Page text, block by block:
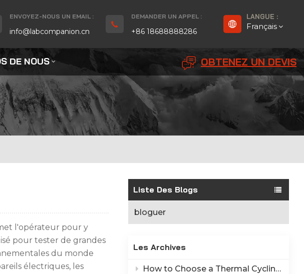
ENVOYEZ-NOUS UN EMAIL :
info@labcompanion.cn
DEMANDER UN APPEL :
+86 18688888286
LANGUE :
Français
Español
DE NOUS OBTENEZ UN DEVIS
Liste Des Blogs
bloguer
Les Archives
How to Choose a Thermal Cycling Chamber? Lab Companion TC Series Rapid Temperature Change Chamber Selection Guide
l'opérateur pour y
pour tester de grandes
du monde
électriques, les